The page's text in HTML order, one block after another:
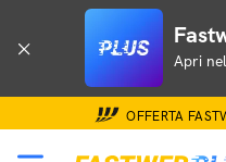
Apri
OFFERTA